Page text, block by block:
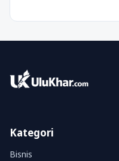
Kategori
Bisnis